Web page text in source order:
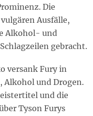
Die
Ausfälle,
Alkohol- und
gebracht.
versank Fury in
Alkohol und Drogen.
und die
Tyson Furys